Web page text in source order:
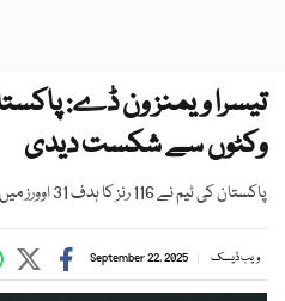
وکٹوں سے شکست دیدی
پاکستان کی ٹیم نے 116 رنز کا ہدف 31 اوورز میں 4 وکٹوں کے نقصان پر پورا کیا
ویب ڈیسک September 22, 2025